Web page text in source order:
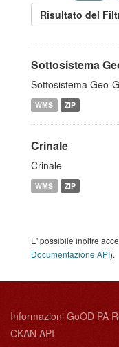
Risultato del
Sottosistema
Sottosistema Geo-
WMS ZIP
Crinale
Crinale
WMS ZIP
E' possibile inoltre
Documentazione API).
Informazioni GoOD PA
CKAN API